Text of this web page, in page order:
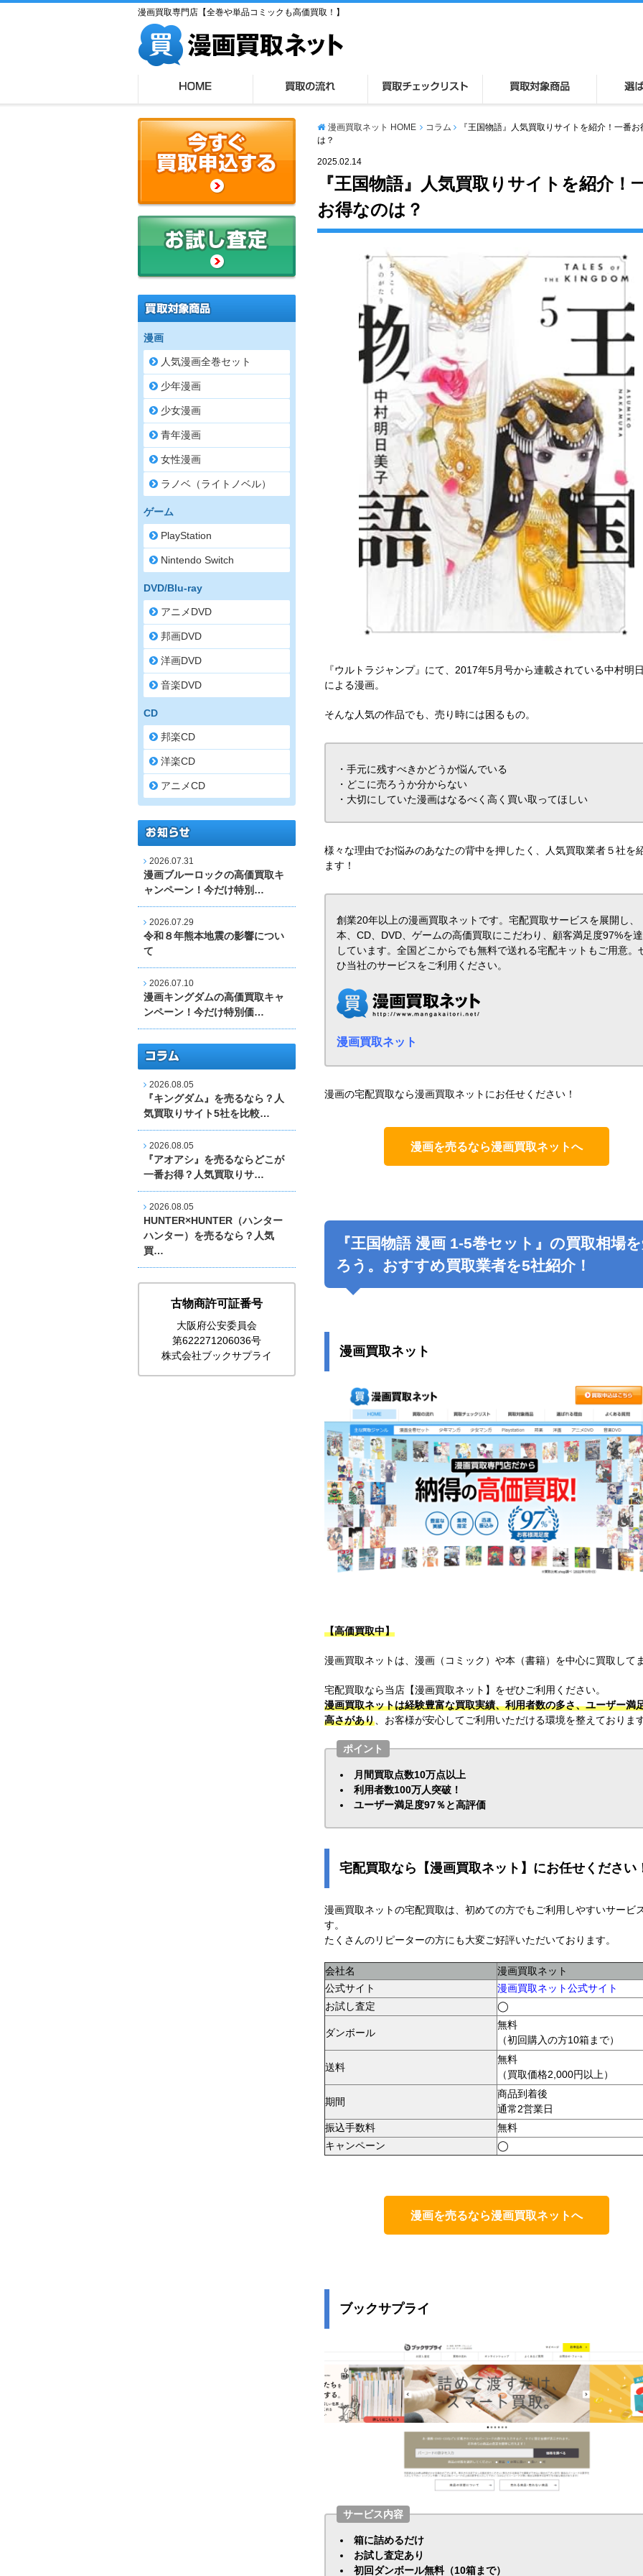
漫画買取専門店【全巻や単品コミックも高価買取！】
漫画買取ネット HOME コラム
『王国物語』人気買取りサイトを紹介！一番お
は？
2025.02.14
『王国物語』人気買取りサイトを紹介！
お得なのは？
『ウルトラジャンプ』にて、2017年5月号から連載されている中村明
による漫画。
そんな人気の作品でも、売り時には困るもの。
・手元に残すべきかどうか悩んでいる
・どこに売ろうか分からない
・大切にしていた漫画はなるべく高く買い取ってほしい
様々な理由でお悩みのあなたの背中を押したく、人気買取業者５社を
ます！
創業20年以上の漫画買取ネットです。宅配買取サービスを展開し、
本、CD、DVD、ゲームの高価買取にこだわり、顧客満足度97%を
しています。全国どこからでも無料で送れる宅配キットもご用意。
ひ当社のサービスをご利用ください。
漫画買取ネット
漫画の宅配買取なら漫画買取ネットにお任せください！
漫画を売るなら漫画買取ネットへ
『王国物語漫画 1-5巻セット』の買取相場
ろう。おすすめ買取業者を5社紹介！
漫画買取ネット
【高価買取中】
漫画買取ネットは、漫画（コミック）や本（書籍）を中心に買取して
宅配買取なら当店【漫画買取ネット】をぜひご利用ください。
漫画買取ネットは経験豊富な買取実績、利用者数の多さ、ユーザー満
高さがあり 、お客様が安心してご利用いただける環境を整えておりま
ポイント
月間買取点数10万点以上
利用者数100万人突破！
ユーザー満足度97％と高評価
宅配買取なら【漫画買取ネット】にお任せください
漫画買取ネットの宅配買取は、初めての方でもご利用しやすいサービ
す。
たくさんのリピーターの方にも大変ご好評いただいております。
会社名
漫画買取ネット
公式サイト
漫画買取ネット公式サイト
お試し査定
◯
ダンボール
無料
（初回購入の方10箱まで）
送料
無料
（買取価格2,000円以上）
期間
商品到着後
通常2営業日
振込手数料
無料
キャンペーン
◯
漫画を売るなら漫画買取ネットへ
ブックサプライ
サービス内容
箱に詰めるだけ
お試し査定あり
初回ダンボール無料（10箱まで）
漫画
人気漫画全巻セット
少年漫画
少女漫画
青年漫画
女性漫画
ラノベ（ライトノベル）
ゲーム
PlayStation
Nintendo Switch
DVD/Blu-ray
アニメDVD
邦画DVD
洋画DVD
音楽DVD
CD
邦楽CD
洋楽CD
アニメCD
2026.07.31
漫画ブルーロックの高価買取キ
ャンペーン！今だけ特別…
2026.07.29
令和８年熊本地震の影響につい
て
2026.07.10
漫画キングダムの高価買取キャ
ンペーン！今だけ特別価…
2026.08.05
『キングダム』を売るなら？人
気買取りサイト5社を比較…
2026.08.05
『アオアシ』を売るならどこが
一番お得？人気買取りサ…
2026.08.05
HUNTER×HUNTER（ハンター
ハンター）を売るなら？人気
買…
古物商許可証番号
大阪府公安委員会
第622271206036号
株式会社ブックサプライ